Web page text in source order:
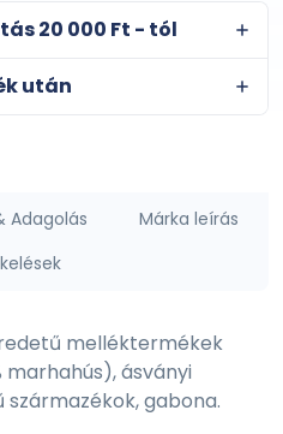
20 000 Ft - tól
után
Adagolás
Márka leírás
melléktermékek
marhahús), ásványi
gabona.